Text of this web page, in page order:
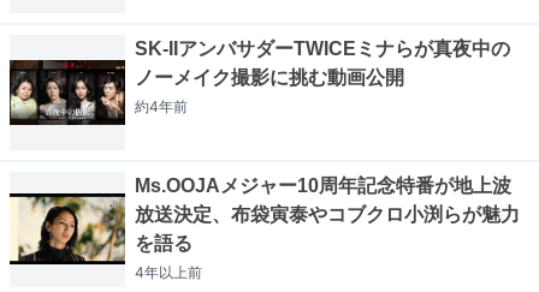
SK-IIアンバサダーTWICEミナらが真夜中の
ノーメイク撮影に挑む動画公開
約4年前
Ms.OOJAメジャー10周年記念特番が地上波
放送決定、布袋寅泰やコブクロ小渕らが魅力
を語る
4年以上前